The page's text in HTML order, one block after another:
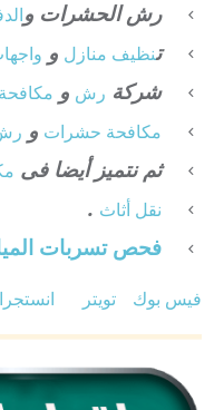
رش الحشرات و
تنظيف منازل و
شركة رش و
مكافحة حشرات و
ثم نتميز أيضا فى
نقل أثاث .
فحص تسربات
فيس بوك تويتر